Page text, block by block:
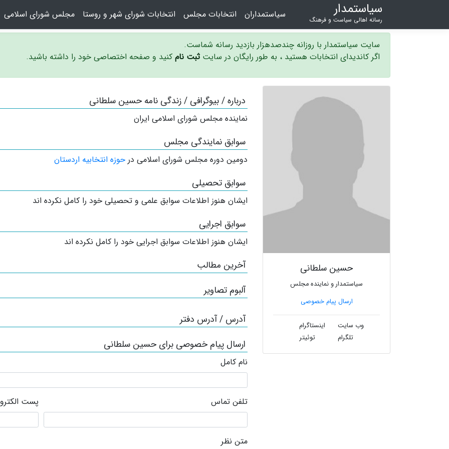
سیاستمدار
رسانه اهالی سیاست و فرهنگ سیاستمداران انتخابات مجلس انتخابات شورای شهر و روستا مجلس شورای اسلامی
سایت سیاستمدار با روزانه چندصدهزار بازدید رسانه شماست.
اگر کاندیدای انتخابات هستید ، به طور رایگان در سایت ثبت نام کنید و صفحه اختصاصی خود را داشته باشید.
حسین سلطانی
سیاستمدار و نماینده مجلس
ارسال پیام خصوصی
وب سایت
اینستاگرام
تلگرام
توئیتر
درباره / بیوگرافی / زندگی نامه حسین سلطانی
نماینده مجلس شورای اسلامی ایران
سوابق نمایندگی مجلس
دومین دوره مجلس شورای اسلامی در حوزه انتخابیه اردستان
سوابق تحصیلی
ایشان هنوز اطلاعات سوابق علمی و تحصیلی خود را کامل نکرده اند
سوابق اجرایی
ایشان هنوز اطلاعات سوابق اجرایی خود را کامل نکرده اند
آخرین مطالب
آلبوم تصاویر
آدرس / آدرس دفتر
ارسال پیام خصوصی برای حسین سلطانی
نام کامل
تلفن تماس پست
متن نظر